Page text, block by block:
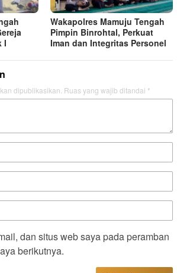
I
Wakapolres Mamuju Tengah
Pimpin Binrohtal, Perkuat
Iman dan Integritas Personel
dipublikasikan. Ruas yang wajib ditandai *
dan situs web saya pada peramban
berikutnya.